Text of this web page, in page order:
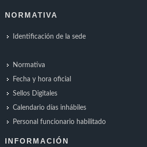
NORMATIVA
Identificación de la sede
Normativa
Fecha y hora oficial
Sellos Digitales
Calendario días inhábiles
Personal funcionario habilitado
INFORMACIÓN